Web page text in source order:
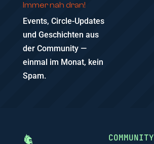
Immer nah dran!
Events, Circle-Updates
und Geschichten aus
der Community —
einmal im Monat, kein
Spam.
COMMUNITY